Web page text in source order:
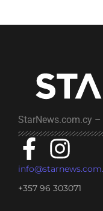
StarNews.com.cy
+357 96 303071